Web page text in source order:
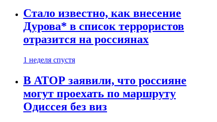
Стало известно, как внесение
Дурова* в список террористов
отразится на россиянах
1 неделя спустя
В АТОР заявили, что россияне
могут проехать по маршруту
Одиссея без виз